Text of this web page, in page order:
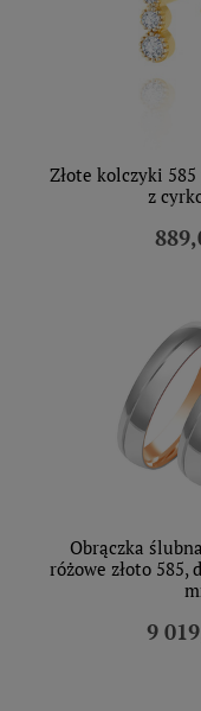
Złote kolczyki
z
Obrączka
różowe złoto 585,
9